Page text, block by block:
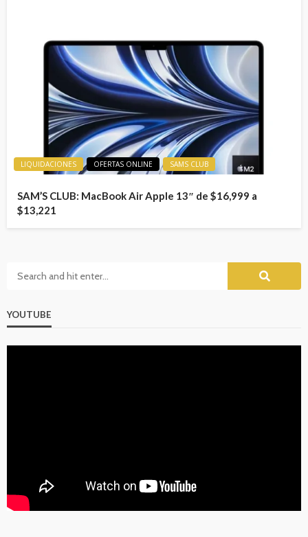
LIQUIDACIONES OFERTAS ONLINE SAMS CLUB
SAM’S CLUB: MacBook Air Apple 13″ de $16,999 a
$13,221
YOUTUBE